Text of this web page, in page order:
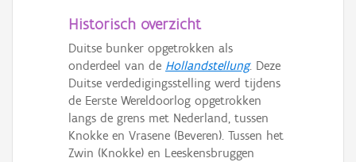
Historisch overzicht
Duitse bunker opgetrokken als
onderdeel van de Hollandstellung. Deze
Duitse verdedigingsstelling werd tijdens
de Eerste Wereldoorlog opgetrokken
langs de grens met Nederland, tussen
Knokke en Vrasene (Beveren). Tussen het
Zwin (Knokke) en Leeskensbruggen